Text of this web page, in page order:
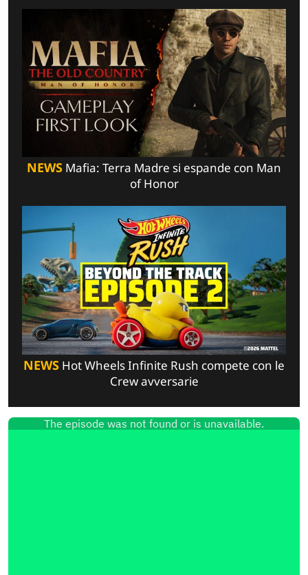
NEWS Mafia: Terra Madre si espande con Man
of Honor
NEWS Hot Wheels Infinite Rush compete con le
Crew avversarie